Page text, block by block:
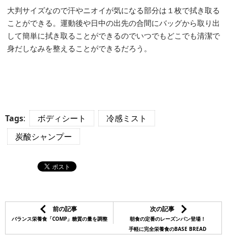
大判サイズなので汗やニオイが気になる部分は１枚で拭き取る
ことができる。運動後や日中の出先の合間にバッグから取り出
して簡単に拭き取ることができるのでいつでもどこでも清潔で
身だしなみを整えることができるだろう。
Tags: ボディシート
冷感ミスト
炭酸シャンプー
前の記事
バランス栄養食「COMP」糖質の量を調整
次の記事
朝食の定番のレーズンパン登場！
手軽に完全栄養食のBASE BREAD